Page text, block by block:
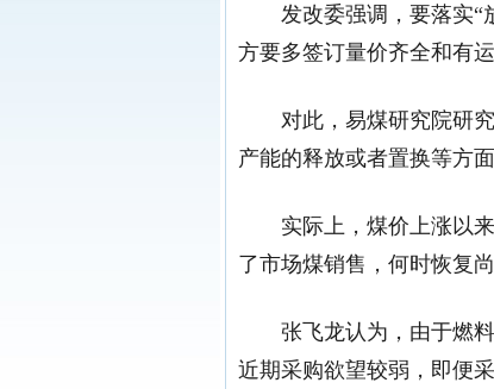
发改委强调，要落实“
方要多签订量价齐全和有
对此，易煤研究院研
产能的释放或者置换等方面
实际上，煤价上涨以
了市场煤销售，何时恢复尚
张飞龙认为，由于燃
近期采购欲望较弱，即便